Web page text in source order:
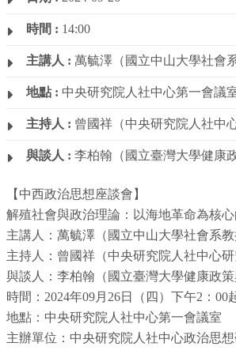
時間 : 14:00
主講人 : 萬毓澤（國立中山大學社會
地點 : 中央研究院人社中心第一會議
主持人 : 曾國祥（中央研究院人社中
與談人 : 李柏翰（國立臺灣大學健康
【中西政治思想座談會】
解殖社會與政治理論：以海地革命為核
主講人：萬毓澤（國立中山大學社會系教
主持人：曾國祥（中央研究院人社中心研
與談人：李柏翰（國立臺灣大學健康政
時間：2024年09月26日（四）下午2：00
地點：中央研究院人社中心第一會議室
主辦單位：中央研究院人社中心政治思